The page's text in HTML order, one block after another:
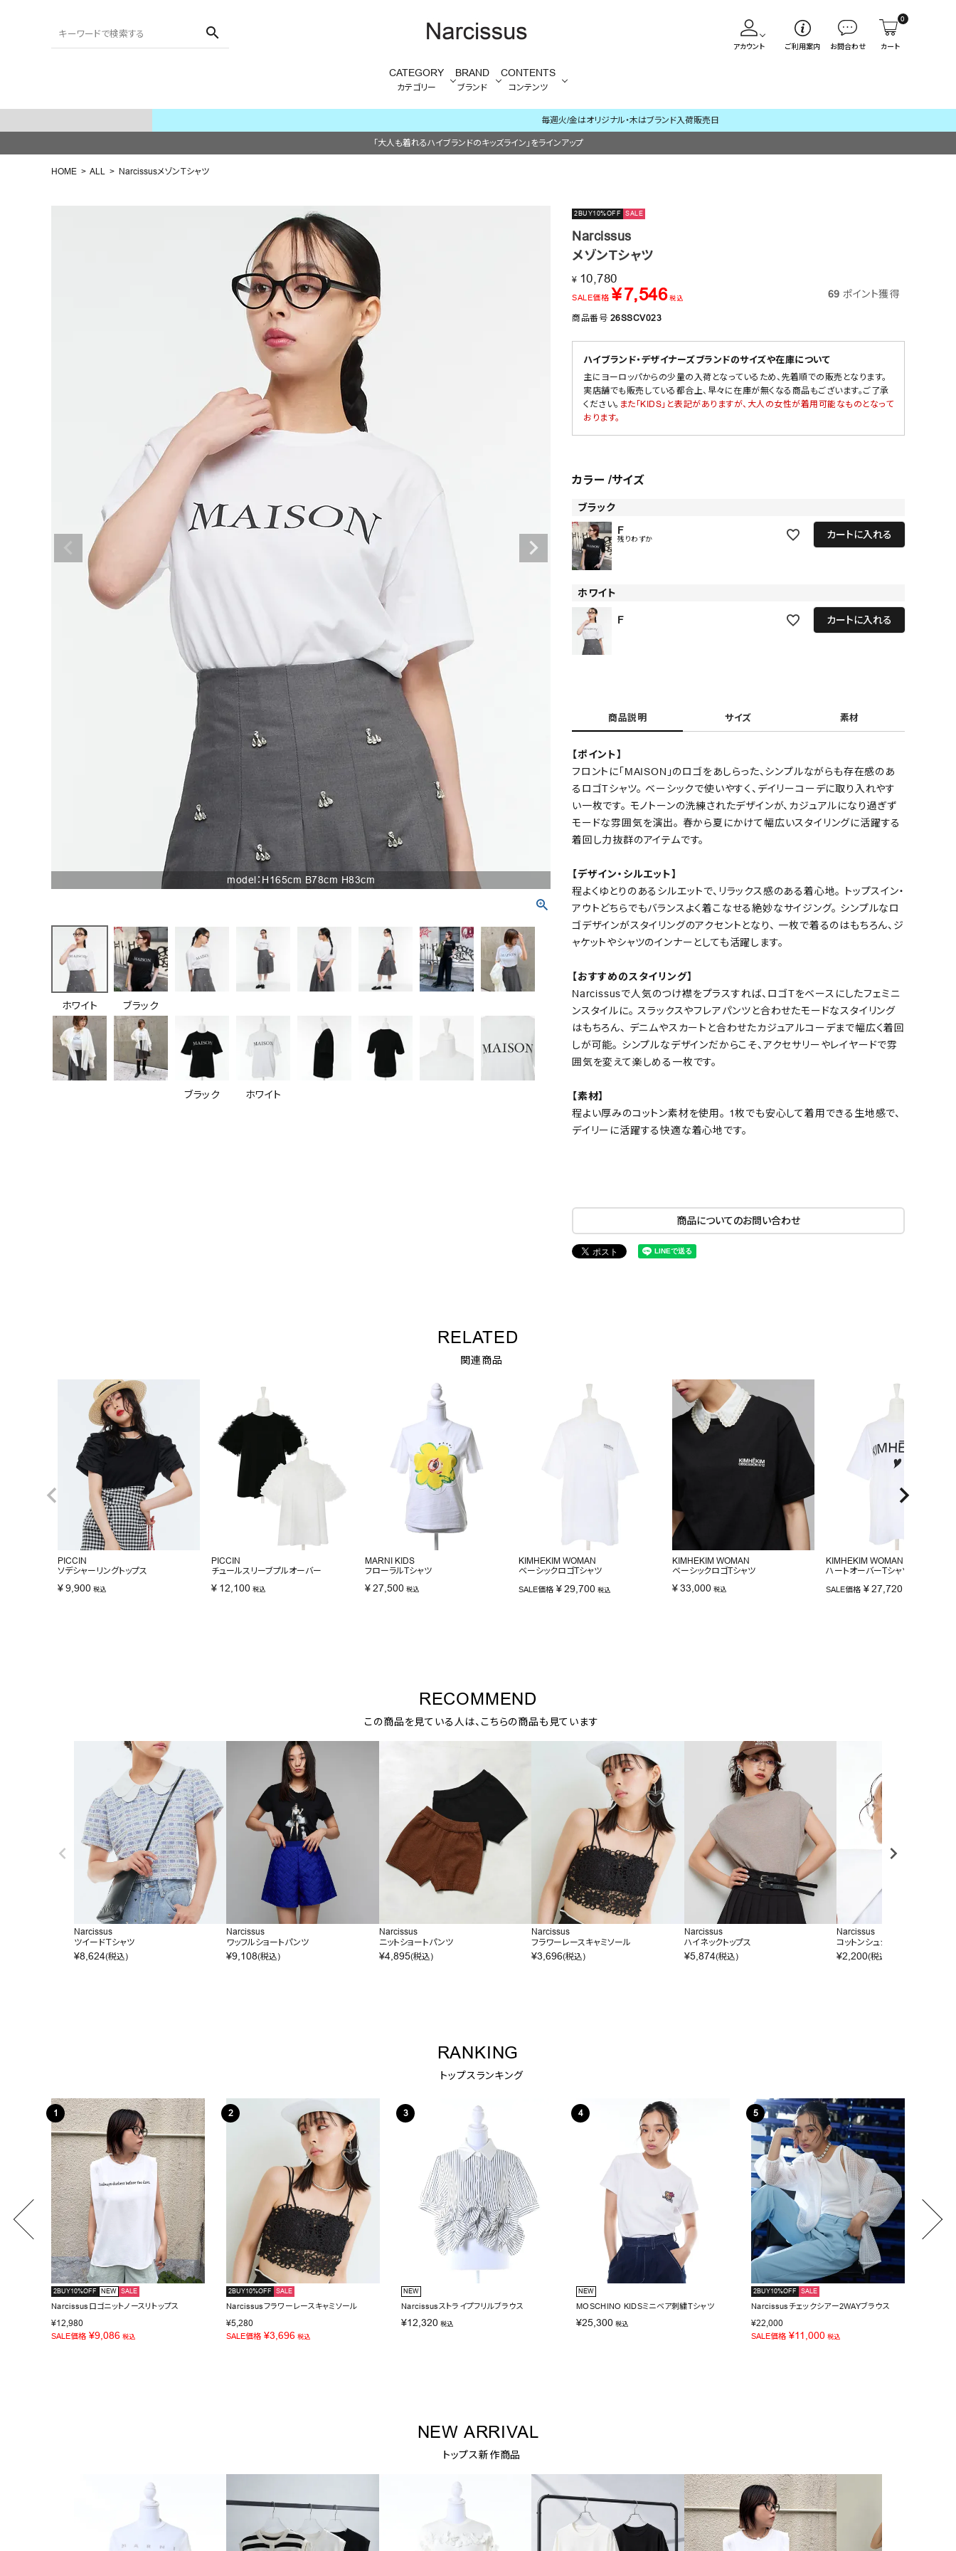
search
アカウント ご利用案内 お問合わせ
0
カート
CATEGORY
カテゴリー
BRAND
ブランド
CONTENTS
コンテンツ
毎週火/金はオリジナル・木はブランド入荷販売日
「大人も着れるハイブランドのキッズライン」をラインアップ
HOME ALL NarcissusメゾンＴシャツ
model：H165cm B78cm H83cm
ホワイト ブラック
ブラック ホワイト
2BUY10%OFF SALE
Narcissus
メゾンＴシャツ
¥ 10,780
SALE価格 ¥7,546 税込 69 ポイント獲得
商品番号 26SSCV023
ハイブランド・デザイナーズブランドのサイズや在庫について
主にヨーロッパからの少量の入荷となっているため、先着順での販売となります。
実店舗でも販売している都合上、早々に在庫が無くなる商品もございます。ご了承
ください。 また「KIDS」と表記がありますが、大人の女性が着用可能なものとなって
おります。
カラー サイズ
ブラック
F
残りわずか カートに入れる
ホワイト
F カートに入れる
商品説明 サイズ 素材
【ポイント】
フロントに「MAISON」のロゴをあしらった、シンプルながらも存在感のあ
るロゴTシャツ。 ベーシックで使いやすく、デイリーコーデに取り入れやす
い一枚です。 モノトーンの洗練されたデザインが、カジュアルになり過ぎず
モードな雰囲気を演出。 春から夏にかけて幅広いスタイリングに活躍する
着回し力抜群のアイテムです。
【デザイン・シルエット】
程よくゆとりのあるシルエットで、リラックス感のある着心地。 トップスイン・
アウトどちらでもバランスよく着こなせる絶妙なサイジング。 シンプルなロ
ゴデザインがスタイリングのアクセントとなり、 一枚で着るのはもちろん、ジ
ャケットやシャツのインナーとしても活躍します。
【おすすめのスタイリング】
Narcissusで人気のつけ襟をプラスすれば、ロゴTをベースにしたフェミニ
ンスタイルに。 スラックスやフレアパンツと合わせたモードなスタイリング
はもちろん、 デニムやスカートと合わせたカジュアルコーデまで幅広く着回
しが可能。 シンプルなデザインだからこそ、アクセサリーやレイヤードで雰
囲気を変えて楽しめる一枚です。
【素材】
程よい厚みのコットン素材を使用。 1枚でも安心して着用できる生地感で、
デイリーに活躍する快適な着心地です。
商品についてのお問い合わせ
RELATED
関連商品
PICCIN
ソデシャーリングトップス
¥ 9,900 税込
PICCIN
チュールスリーブプルオーバー
¥ 12,100 税込
MARNI KIDS
フローラルTシャツ
¥ 27,500 税込
KIMHEKIM WOMAN
ベーシックロゴTシャツ
SALE価格 ¥ 29,700 税込
KIMHEKIM WOMAN
ベーシックロゴTシャツ
¥ 33,000 税込
KIMHEKIM WOMAN
ハートオーバーTシャツ
SALE価格 ¥ 27,720
RECOMMEND
この商品を見ている人は、こちらの商品も見ています
Narcissus
ツイードＴシャツ
¥8,624(税込)
Narcissus
ワッフルショートパンツ
¥9,108(税込)
Narcissus
ニットショートパンツ
¥4,895(税込)
Narcissus
フラワーレースキャミソール
¥3,696(税込)
Narcissus
ハイネックトップス
¥5,874(税込)
Narcissus
コットンシュシュ
¥2,200(税込)
RANKING
トップスランキング
2BUY10%OFF NEW SALE
Narcissusロゴニットノースリトップス
¥12,980
SALE価格 ¥9,086 税込
2BUY10%OFF SALE
Narcissusフラワーレースキャミソール
¥5,280
SALE価格 ¥3,696 税込
NEW
Narcissusストライプフリルブラウス
¥12,320 税込
NEW
MOSCHINO KIDSミニベア刺繍Tシャツ
¥25,300 税込
2BUY10%OFF SALE
Narcissusチェックシアー2WAYブラウス
¥22,000
SALE価格 ¥11,000 税込
NEW ARRIVAL
トップス新作商品